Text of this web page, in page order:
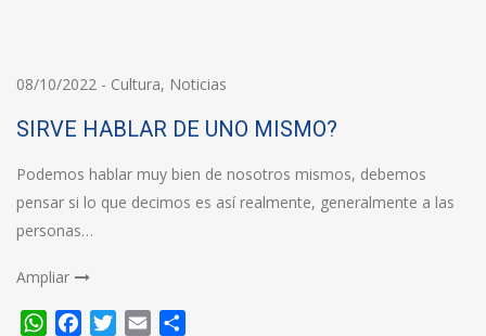
08/10/2022 - Cultura, Noticias
SIRVE HABLAR DE UNO MISMO?
Podemos hablar muy bien de nosotros mismos, debemos
pensar si lo que decimos es así realmente, generalmente a las
personas…
Ampliar
WhatsApp
FacebookTwitter
Email